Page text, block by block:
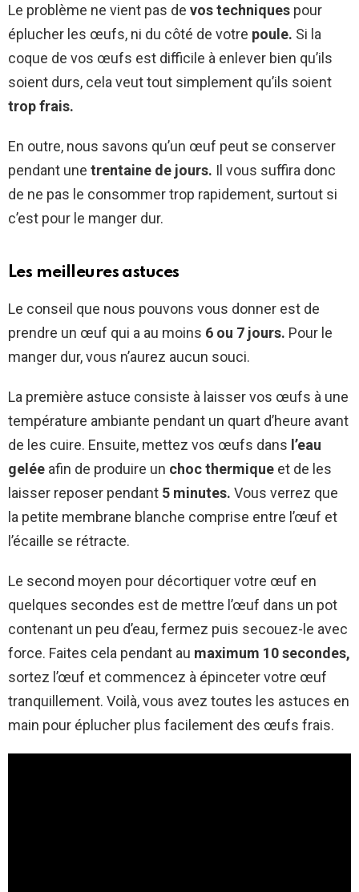
Le problème ne vient pas de vos techniques pour
éplucher les œufs, ni du côté de votre poule. Si la
coque de vos œufs est difficile à enlever bien qu’ils
soient durs, cela veut tout simplement qu’ils soient
trop frais.
En outre, nous savons qu’un œuf peut se conserver
pendant une trentaine de jours. Il vous suffira donc
de ne pas le consommer trop rapidement, surtout si
c’est pour le manger dur.
Les meilleures astuces
Le conseil que nous pouvons vous donner est de
prendre un œuf qui a au moins 6 ou 7 jours. Pour le
manger dur, vous n’aurez aucun souci.
La première astuce consiste à laisser vos œufs à une
température ambiante pendant un quart d’heure avant
de les cuire. Ensuite, mettez vos œufs dans l’eau
gelée afin de produire un choc thermique et de les
laisser reposer pendant 5 minutes. Vous verrez que
la petite membrane blanche comprise entre l’œuf et
l’écaille se rétracte.
Le second moyen pour décortiquer votre œuf en
quelques secondes est de mettre l’œuf dans un pot
contenant un peu d’eau, fermez puis secouez-le avec
force. Faites cela pendant au maximum 10 secondes,
sortez l’œuf et commencez à épinceter votre œuf
tranquillement. Voilà, vous avez toutes les astuces en
main pour éplucher plus facilement des œufs frais.